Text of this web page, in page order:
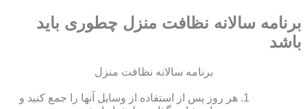
برنامه سالانه نظافت منزل چطوری باید
باشد
برنامه سالانه نظافت منزل
هر روز پس از استفاده از وسایل آنها را جمع کنید و